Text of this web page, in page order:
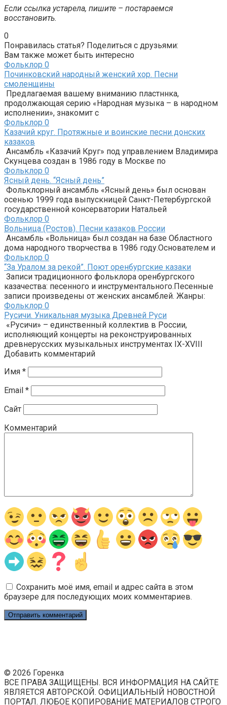
Если ссылка устарела, пишите – постараемся
восстановить.
0
Понравилась статья? Поделиться с друзьями:
Вам также может быть интересно
Фольклор 0
Починковский народный женский хор. Песни
смоленщины
Предлагаемая вашему вниманию пластннка,
продолжающая серию «Народная музыка – в народном
исполнении», знакомит с
Фольклор 0
Казачий круг. Протяжные и воинские песни донских
казаков
Ансамбль «Казачий Круг» под управлением Владимира
Скунцева создан в 1986 году в Москве по
Фольклор 0
Ясный день. “Ясный день”
Фольклорный ансамбль «Ясный день» был основан
осенью 1999 года выпускницей Санкт-Петербургской
государственной консерватории Натальей
Фольклор 0
Вольница (Ростов). Песни казаков России
Ансамбль «Вольница» был создан на базе Областного
дома народного творчества в 1986 году.Основателем и
Фольклор 0
“За Уралом за рекой”. Поют оренбургские казаки
Записи традиционного фольклора оренбургского
казачества: песенного и инструментального.Песенные
записи произведены от женских ансамблей. Жанры:
Фольклор 0
Русичи. Уникальная музыка Древней Руси
«Русичи» – единственный коллектив в России,
исполняющий концерты на реконструированных
древнерусских музыкальных инструментах IX-XVIII
Добавить комментарий
Имя *
Email *
Сайт
Комментарий
Сохранить моё имя, email и адрес сайта в этом
браузере для последующих моих комментариев.
© 2026 Горенка
ВСЕ ПРАВА ЗАЩИЩЕНЫ. ВСЯ ИНФОРМАЦИЯ НА САЙТЕ
ЯВЛЯЕТСЯ АВТОРСКОЙ. ОФИЦИАЛЬНЫЙ НОВОСТНОЙ
ПОРТАЛ. ЛЮБОЕ КОПИРОВАНИЕ МАТЕРИАЛОВ СТРОГО